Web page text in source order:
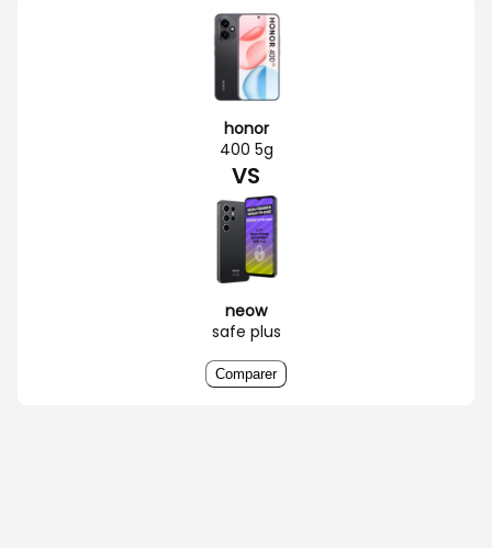
honor
400 5g
VS
neow
safe plus
Comparer